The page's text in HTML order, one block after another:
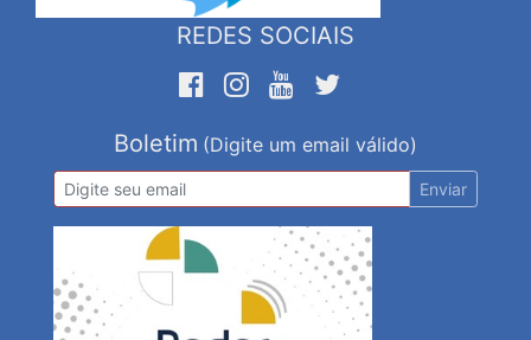
REDES SOCIAIS
Boletim (Digite um email válido)
Enviar